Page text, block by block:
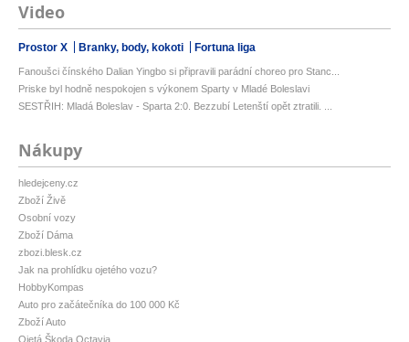
Video
Prostor X Branky, body, kokoti Fortuna liga
Fanoušci čínského Dalian Yingbo si připravili parádní choreo pro Stanc...
Priske byl hodně nespokojen s výkonem Sparty v Mladé Boleslavi
SESTŘIH: Mladá Boleslav - Sparta 2:0. Bezzubí Letenští opět ztratili. ...
Nákupy
hledejceny.cz
Zboží Živě
Osobní vozy
Zboží Dáma
zbozi.blesk.cz
Jak na prohlídku ojetého vozu?
HobbyKompas
Auto pro začátečníka do 100 000 Kč
Zboží Auto
Ojetá Škoda Octavia